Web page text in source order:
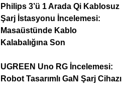
Philips 3’ü 1 Arada Qi Kablosuz
Şarj İstasyonu İncelemesi:
Masaüstünde Kablo
Kalabalığına Son
UGREEN Uno RG İncelemesi:
Robot Tasarımlı GaN Şarj Cihazı